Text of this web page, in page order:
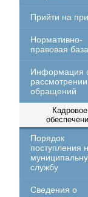
Прийти на
Нормативно-
правовая база
Информация
рассмотрении
обращений
Кадровое
Порядок
поступления
службу
Сведения о